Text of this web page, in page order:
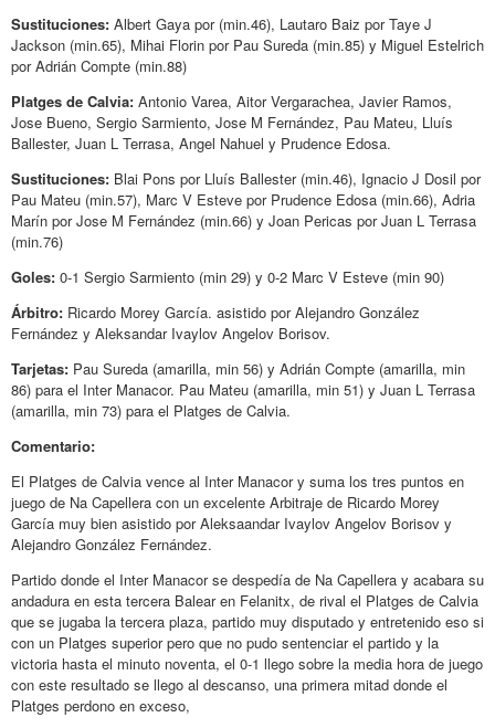
Sustituciones: Albert Gaya por (min.46), Lautaro Baiz por Taye J
Jackson (min.65), Mihai Florin por Pau Sureda (min.85) y Miguel Estelrich
por Adrián Compte (min.88)
Platges de Calvia: Antonio Varea, Aitor Vergarachea, Javier Ramos,
Jose Bueno, Sergio Sarmiento, Jose M Fernández, Pau Mateu, Lluís
Ballester, Juan L Terrasa, Angel Nahuel y Prudence Edosa.
Sustituciones: Blai Pons por Lluís Ballester (min.46), Ignacio J Dosil por
Pau Mateu (min.57), Marc V Esteve por Prudence Edosa (min.66), Adria
Marín por Jose M Fernández (min.66) y Joan Pericas por Juan L Terrasa
(min.76)
Goles: 0-1 Sergio Sarmiento (min 29) y 0-2 Marc V Esteve (min 90)
Árbitro: Ricardo Morey García. asistido por Alejandro González
Fernández y Aleksandar Ivaylov Angelov Borisov.
Tarjetas: Pau Sureda (amarilla, min 56) y Adrián Compte (amarilla, min
86) para el Inter Manacor. Pau Mateu (amarilla, min 51) y Juan L Terrasa
(amarilla, min 73) para el Platges de Calvia.
Comentario:
El Platges de Calvia vence al Inter Manacor y suma los tres puntos en
juego de Na Capellera con un excelente Arbitraje de Ricardo Morey
García muy bien asistido por Aleksaandar Ivaylov Angelov Borisov y
Alejandro González Fernández.
Partido donde el Inter Manacor se despedía de Na Capellera y acabara su
andadura en esta tercera Balear en Felanitx, de rival el Platges de Calvia
que se jugaba la tercera plaza, partido muy disputado y entretenido eso si
con un Platges superior pero que no pudo sentenciar el partido y la
victoria hasta el minuto noventa, el 0-1 llego sobre la media hora de juego
con este resultado se llego al descanso, una primera mitad donde el
Platges perdono en exceso,